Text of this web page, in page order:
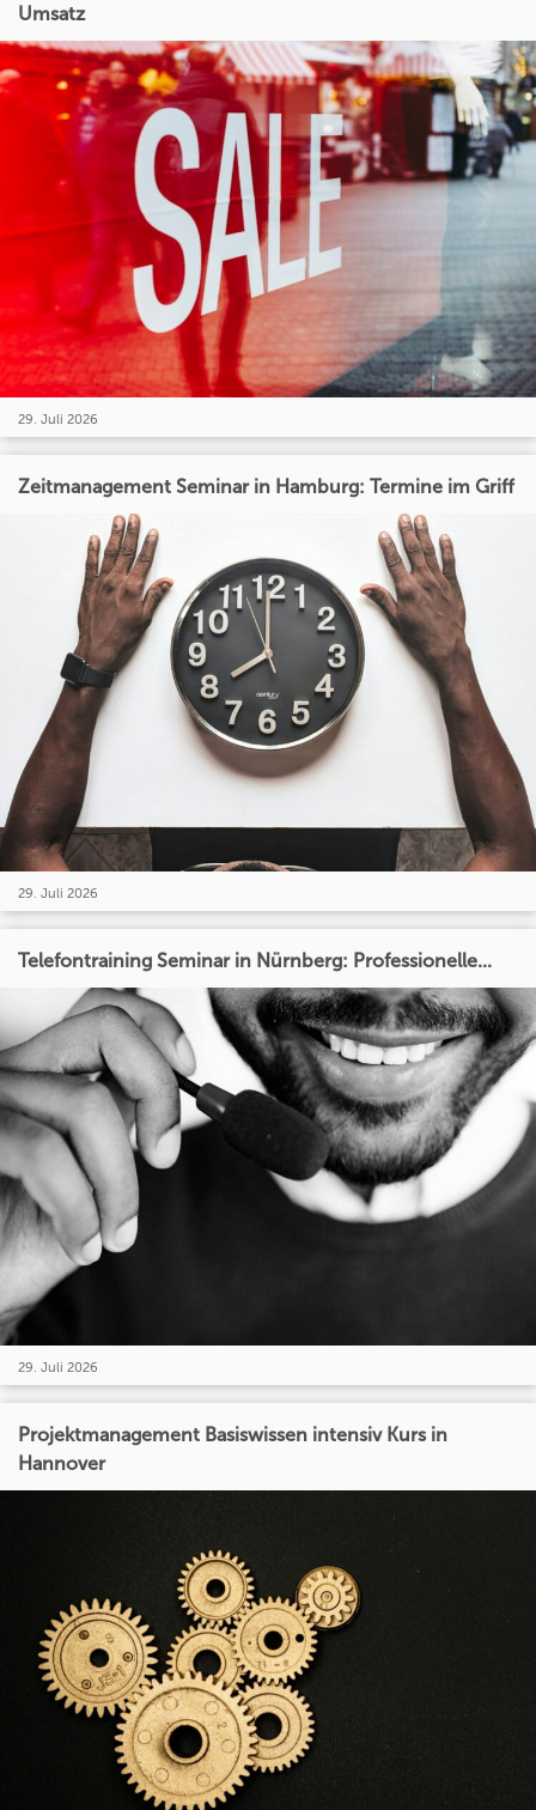
Umsatz
29. Juli 2026
Zeitmanagement Seminar in Hamburg: Termine im Griff
29. Juli 2026
Telefontraining Seminar in Nürnberg: Professionelle...
29. Juli 2026
Projektmanagement Basiswissen intensiv Kurs in
Hannover